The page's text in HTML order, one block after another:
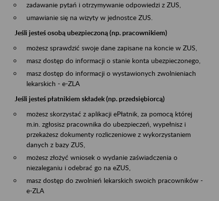
zadawanie pytań i otrzymywanie odpowiedzi z ZUS,
umawianie się na wizyty w jednostce ZUS.
Jeśli jesteś osobą ubezpieczoną (np. pracownikiem)
możesz sprawdzić swoje dane zapisane na koncie w ZUS,
masz dostęp do informacji o stanie konta ubezpieczonego,
masz dostęp do informacji o wystawionych zwolnieniach
lekarskich - e-ZLA
Jeśli jesteś płatnikiem składek (np. przedsiębiorcą)
możesz skorzystać z aplikacji ePłatnik, za pomocą której
m.in. zgłosisz pracownika do ubezpieczeń, wypełnisz i
przekażesz dokumenty rozliczeniowe z wykorzystaniem
danych z bazy ZUS,
możesz złożyć wniosek o wydanie zaświadczenia o
niezaleganiu i odebrać go na eZUS,
masz dostęp do zwolnień lekarskich swoich pracowników -
e-ZLA